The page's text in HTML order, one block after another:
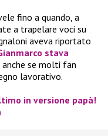
fino a quando, a
a trapelare voci su
aveva riportato
stava
anche se molti fan
lavorativo.
in versione papà!